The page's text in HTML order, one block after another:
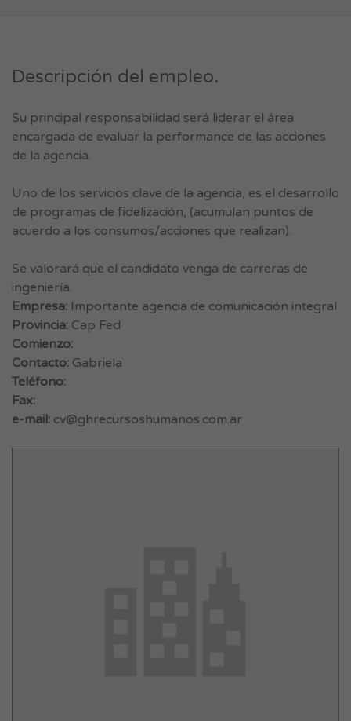
Descripción del empleo.
Su principal responsabilidad será liderar el área
encargada de evaluar la performance de las acciones
de la agencia.
Uno de los servicios clave de la agencia, es el desarrollo
de programas de fidelización, (acumulan puntos de
acuerdo a los consumos/acciones que realizan).
Se valorará que el candidato venga de carreras de
ingeniería.
Empresa: Importante agencia de comunicación integral
Provincia: Cap Fed
Comienzo:
Contacto: Gabriela
Teléfono:
Fax:
e-mail: cv@ghrecursoshumanos.com.ar